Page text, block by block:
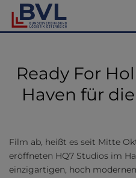
Ready For
Haven für
Film ab, heißt es seit Mitte
eröffneten HQ7 Studios im
einzigartigen, hoch